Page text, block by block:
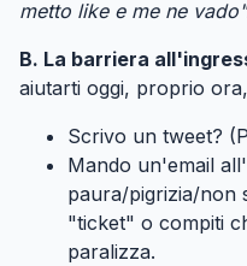
metto like e me ne
B. La barriera
aiutarti oggi, proprio
Scrivo un tweet?
Mando un'email
paura/pigrizia/non
"ticket" o compiti
paralizza.